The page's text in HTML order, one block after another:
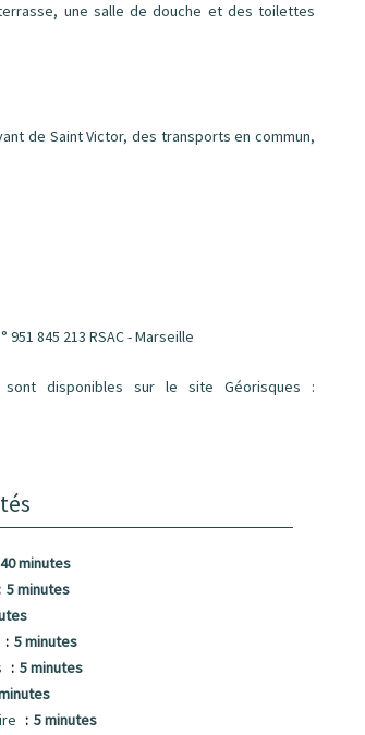
une salle de douche et des toilettes
de Saint Victor, des transports en commun,
845 213 RSAC - Marseille
disponibles sur le site Géorisques :
40 minutes
5 minutes
5 minutes
5 minutes
5 minutes